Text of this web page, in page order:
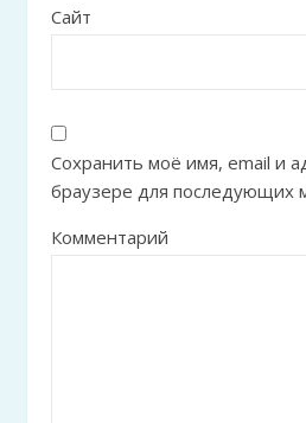
Сайт
Сохранить моё имя, email и
браузере для последующих
Комментарий